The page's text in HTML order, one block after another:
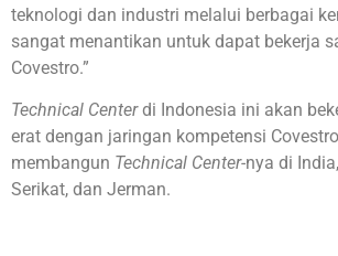
teknologi dan industri melalui berbagai
sangat menantikan untuk dapat bekerja
Covestro.”
Technical Centerdi Indonesia ini akan
erat dengan jaringan kompetensi
membangun Technical Center-nya di
Serikat, dan Jerman.